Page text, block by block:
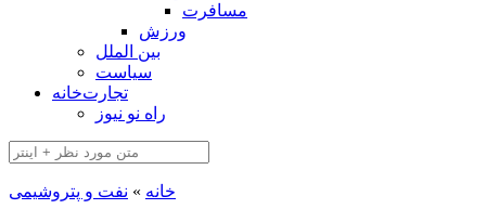
مسافرت
ورزش
بین الملل
سیاست
تجارت‌خانه
راه نو نیوز
خانه » نفت و پتروشیمی